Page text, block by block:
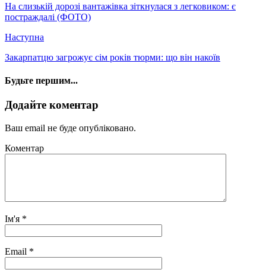
На слизькій дорозі вантажівка зіткнулася з легковиком: є
постраждалі (ФОТО)
Наступна
Закарпатцю загрожує сім років тюрми: що він накоїв
Будьте першим...
Додайте коментар
Ваш email не буде опубліковано.
Коментар
Ім'я *
Email *